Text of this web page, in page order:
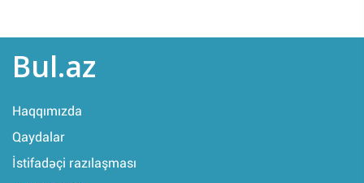
Bul.az
Haqqımızda
Qaydalar
İstifadəçi razılaşması